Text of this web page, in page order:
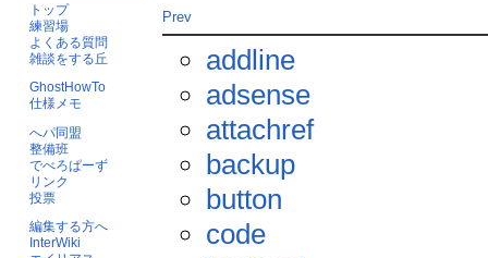
トップ
練習場
よくある質問
雑談をする丘
GhostHowTo
仕様メモ
へパ同盟
整備班
でべろぱーず
リンク
投票
編集する方へ
InterWiki
Prev
addline
adsense
attachref
backup
button
code